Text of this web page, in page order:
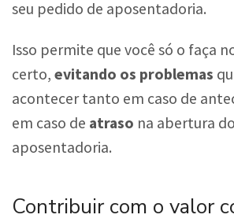
seu pedido de aposentadoria.
Isso permite que você só o faça
certo, evitando os problemas
acontecer tanto em caso de
em caso de atraso na abertura
aposentadoria.
Contribuir com o valor